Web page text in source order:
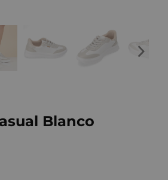
Blanco